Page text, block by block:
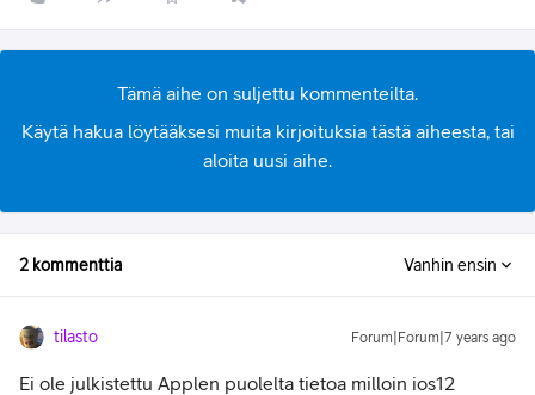
Tämä aihe on suljettu kommenteilta.
Käytä hakua löytääksesi muita kirjoituksia tästä aiheesta, tai
aloita uusi aihe.
2 kommenttia Vanhin ensin
tilasto Forum|Forum|7 years ago
Ei ole julkistettu Applen puolelta tietoa milloin ios12